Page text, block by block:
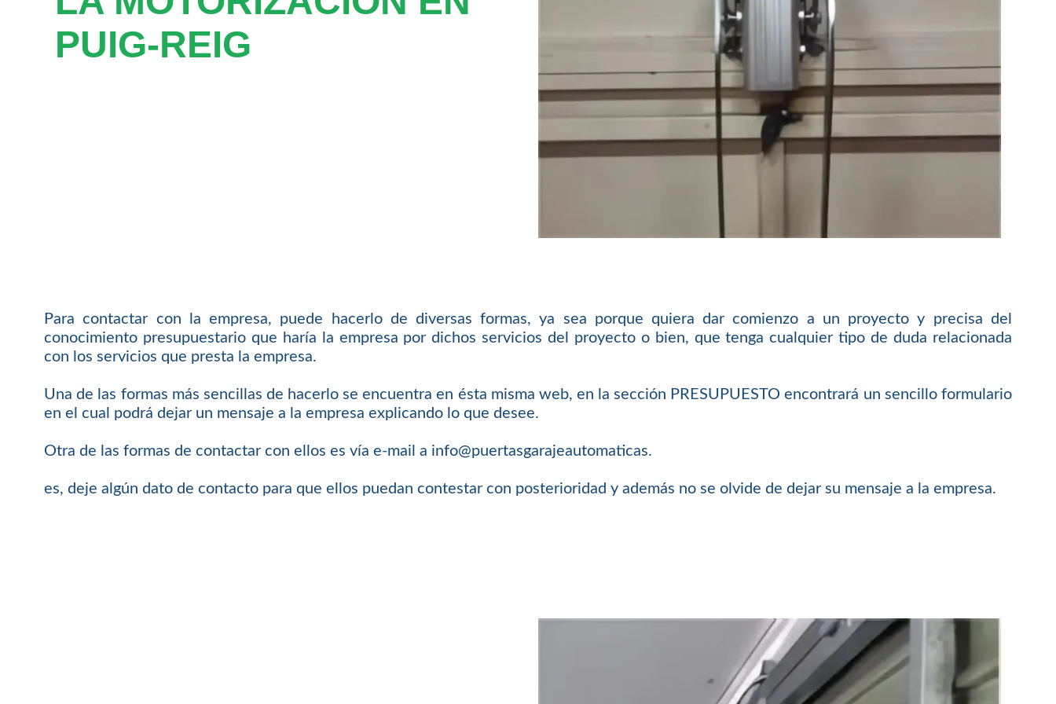
PUIG-REIG
Para contactar con la empresa, puede hacerlo de diversas formas, ya sea porque quiera dar comienzo a un proyecto y precisa del
conocimiento presupuestario que haría la empresa por dichos servicios del proyecto o bien, que tenga cualquier tipo de duda relacionada
con los servicios que presta la empresa.
Una de las formas más sencillas de hacerlo se encuentra en ésta misma web, en la sección PRESUPUESTO encontrará un sencillo formulario
en el cual podrá dejar un mensaje a la empresa explicando lo que desee.
Otra de las formas de contactar con ellos es vía e-mail a info@puertasgarajeautomaticas.
es, deje algún dato de contacto para que ellos puedan contestar con posterioridad y además no se olvide de dejar su mensaje a la empresa.